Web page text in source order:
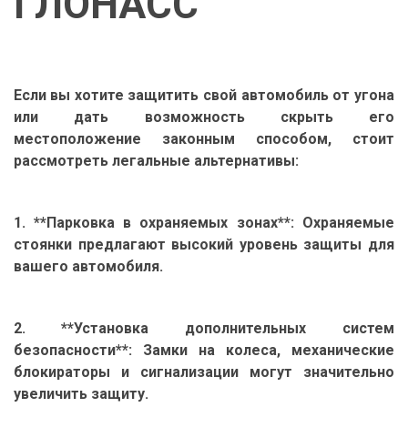
Если вы хотите защитить свой автомобиль от угона
или дать возможность скрыть его
местоположение законным способом, стоит
рассмотреть легальные альтернативы:
1. **Парковка в охраняемых зонах**: Охраняемые
стоянки предлагают высокий уровень защиты для
вашего автомобиля.
2. **Установка дополнительных систем
безопасности**: Замки на колеса, механические
блокираторы и сигнализации могут значительно
увеличить защиту.